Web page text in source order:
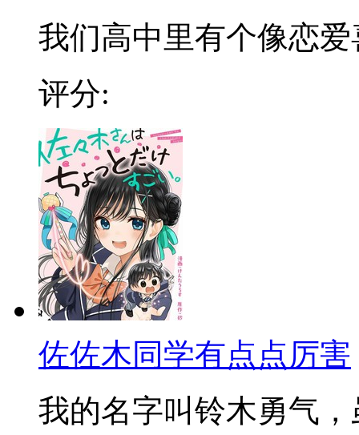
我们高中里有个像恋爱
评分:
佐佐木同学有点点厉害
我的名字叫铃木勇气，